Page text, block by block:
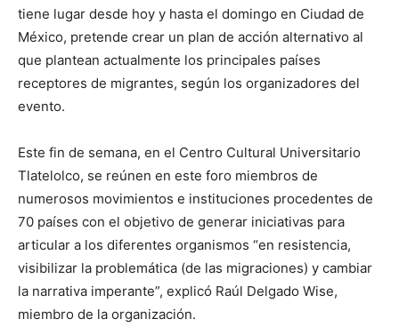
tiene lugar desde hoy y hasta el domingo en Ciudad de
México, pretende crear un plan de acción alternativo al
que plantean actualmente los principales países
receptores de migrantes, según los organizadores del
evento.
Este fin de semana, en el Centro Cultural Universitario
Tlatelolco, se reúnen en este foro miembros de
numerosos movimientos e instituciones procedentes de
70 países con el objetivo de generar iniciativas para
articular a los diferentes organismos “en resistencia,
visibilizar la problemática (de las migraciones) y cambiar
la narrativa imperante”, explicó Raúl Delgado Wise,
miembro de la organización.